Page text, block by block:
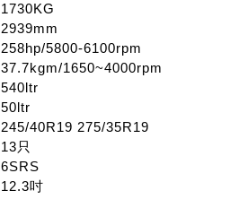
1730KG
2939mm
258hp/5800-6100rpm
37.7kgm/1650~4000rpm
540ltr
50ltr
245/40R19 275/35R19
13只
6SRS
12.3吋